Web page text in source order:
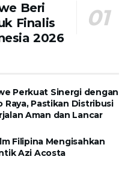
Beri
Finalis
2026
Perkuat Sinergi dengan
Raya, Pastikan Distribusi
Aman dan Lancar
Filipina Mengisahkan
Azi Acosta